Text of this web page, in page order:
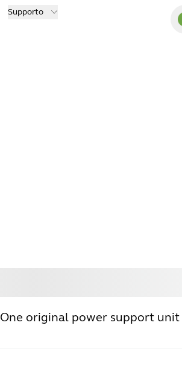
Supporto
One original power support unit